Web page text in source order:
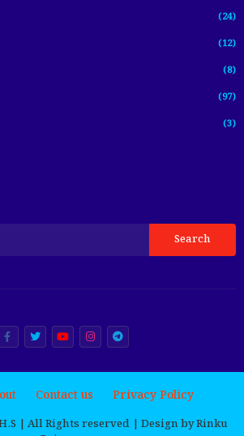
(24)
(12)
(8)
(97)
(3)
| All Rights reserved | Design by Rinku
Contact us Privacy Policy